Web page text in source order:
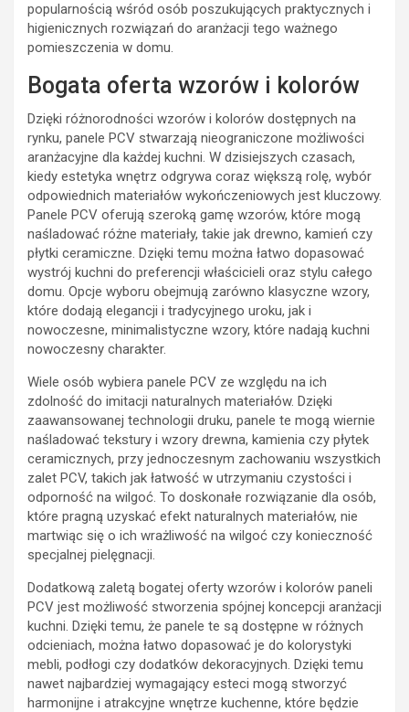
popularnością wśród osób poszukujących praktycznych i
higienicznych rozwiązań do aranżacji tego ważnego
pomieszczenia w domu.
Bogata oferta wzorów i kolorów
Dzięki różnorodności wzorów i kolorów dostępnych na
rynku, panele PCV stwarzają nieograniczone możliwości
aranżacyjne dla każdej kuchni. W dzisiejszych czasach,
kiedy estetyka wnętrz odgrywa coraz większą rolę, wybór
odpowiednich materiałów wykończeniowych jest kluczowy.
Panele PCV oferują szeroką gamę wzorów, które mogą
naśladować różne materiały, takie jak drewno, kamień czy
płytki ceramiczne. Dzięki temu można łatwo dopasować
wystrój kuchni do preferencji właścicieli oraz stylu całego
domu. Opcje wyboru obejmują zarówno klasyczne wzory,
które dodają elegancji i tradycyjnego uroku, jak i
nowoczesne, minimalistyczne wzory, które nadają kuchni
nowoczesny charakter.
Wiele osób wybiera panele PCV ze względu na ich
zdolność do imitacji naturalnych materiałów. Dzięki
zaawansowanej technologii druku, panele te mogą wiernie
naśladować tekstury i wzory drewna, kamienia czy płytek
ceramicznych, przy jednoczesnym zachowaniu wszystkich
zalet PCV, takich jak łatwość w utrzymaniu czystości i
odporność na wilgoć. To doskonałe rozwiązanie dla osób,
które pragną uzyskać efekt naturalnych materiałów, nie
martwiąc się o ich wrażliwość na wilgoć czy konieczność
specjalnej pielęgnacji.
Dodatkową zaletą bogatej oferty wzorów i kolorów paneli
PCV jest możliwość stworzenia spójnej koncepcji aranżacji
kuchni. Dzięki temu, że panele te są dostępne w różnych
odcieniach, można łatwo dopasować je do kolorystyki
mebli, podłogi czy dodatków dekoracyjnych. Dzięki temu
nawet najbardziej wymagający esteci mogą stworzyć
harmonijne i atrakcyjne wnętrze kuchenne, które będzie